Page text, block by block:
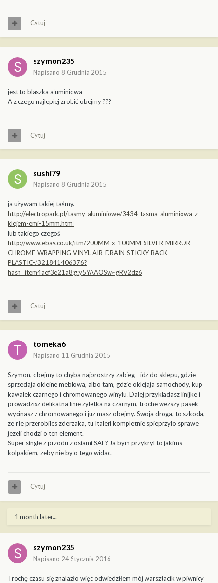
Cytuj
szymon235
Napisano 8 Grudnia 2015
jest to blaszka aluminiowa
A z czego najlepiej zrobić obejmy ???
Cytuj
sushi79
Napisano 8 Grudnia 2015
ja używam takiej taśmy.
http://electropark.pl/tasmy-aluminiowe/3434-tasma-aluminiowa-z-
klejem-emi-15mm.html
lub takiego czegoś
http://www.ebay.co.uk/itm/200MM-x-100MM-SILVER-MIRROR-
CHROME-WRAPPING-VINYL-AIR-DRAIN-STICKY-BACK-
PLASTIC-/321841406376?
hash=item4aef3e21a8:g:y5YAAOSw~gRV2dz6
Cytuj
tomeka6
Napisano 11 Grudnia 2015
Szymon, obejmy to chyba najprostrzy zabieg - idz do sklepu, gdzie
sprzedaja okleine meblowa, albo tam, gdzie oklejaja samochody, kup
kawalek czarnego i chromowanego winylu. Dalej przykladasz linijke i
prowadzisz delikatna linie zyletka na czarnym, troche wezszy pasek
wycinasz z chromowanego i juz masz obejmy. Swoja droga, to szkoda,
ze nie przerobiles zderzaka, tu Italeri kompletnie spieprzylo sprawe
jezeli chodzi o ten element.
Super single z przodu z osiami SAF? Ja bym przykryl to jakims
kolpakiem, zeby nie bylo tego widac.
Cytuj
1 month later...
szymon235
Napisano 24 Stycznia 2016
Trochę czasu się znalazło więc odwiedziłem mój warsztacik w piwnicy